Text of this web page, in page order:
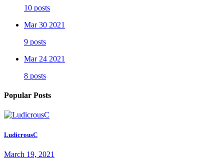
10 posts
Mar 30 2021
9 posts
Mar 24 2021
8 posts
Popular Posts
LudicrousC
March 19, 2021